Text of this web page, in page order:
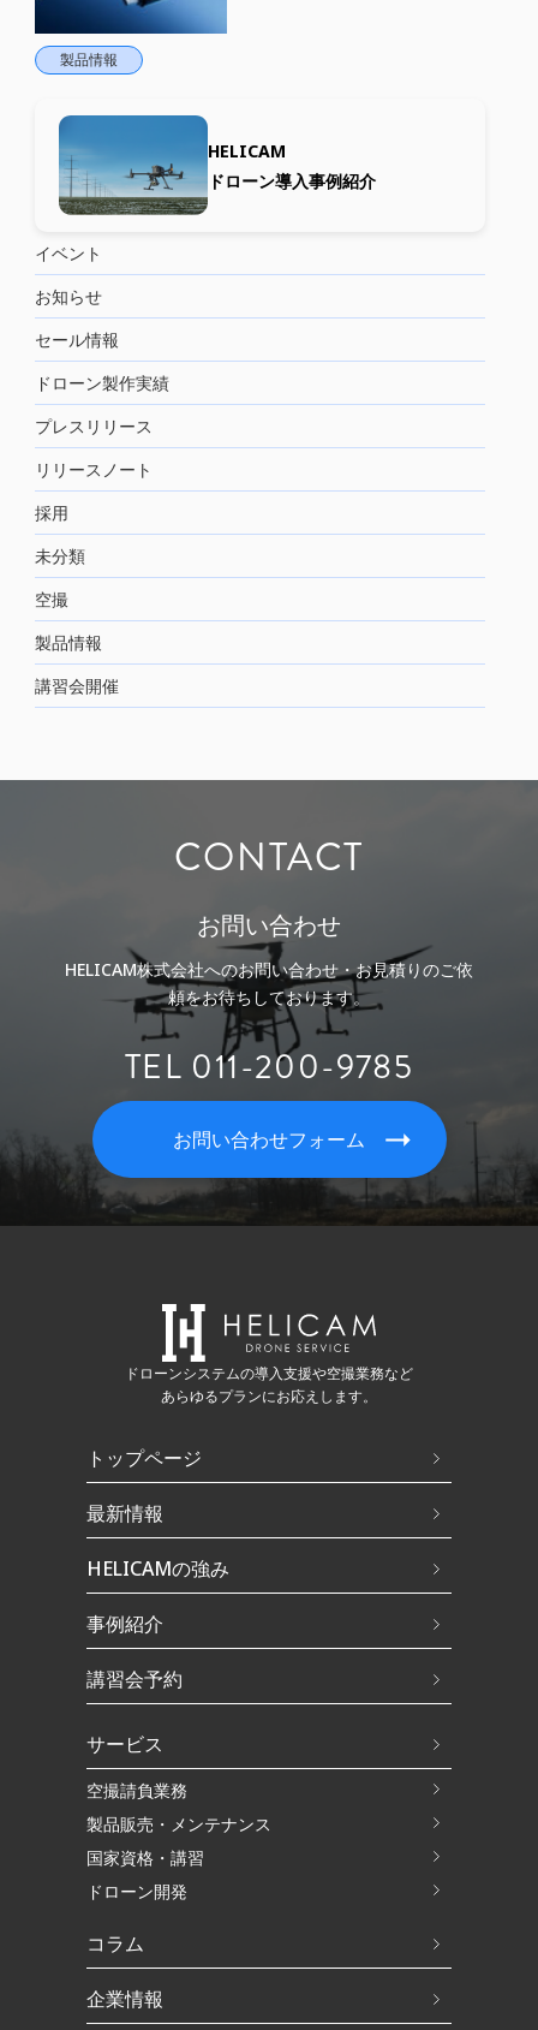
製品情報
HELICAM
ドローン導入事例紹介
イベント
お知らせ
セール情報
ドローン製作実績
プレスリリース
リリースノート
採用
未分類
空撮
製品情報
講習会開催
CONTACT
お問い合わせ
HELICAM株式会社へのお問い合わせ・お見積りのご依
頼をお待ちしております。
TEL 011-200-9785
お問い合わせフォーム
ドローンシステムの導入支援や空撮業務など
あらゆるプランにお応えします。
トップページ
最新情報
HELICAMの強み
事例紹介
講習会予約
サービス
空撮請負業務
製品販売・メンテナンス
国家資格・講習
ドローン開発
コラム
企業情報